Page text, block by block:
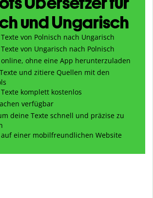
und Ungarisch
von Polnisch nach Ungarisch
von Ungarisch nach Polnisch
online, ohne eine App herunterzuladen
und zitiere Quellen mit den
komplett kostenlos
verfügbar
deine Texte schnell und präzise zu
auf einer mobilfreundlichen Website